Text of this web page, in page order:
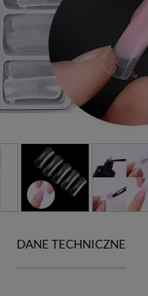
DANE TECHNICZNE